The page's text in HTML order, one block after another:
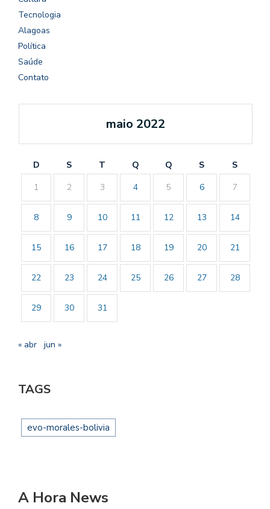
Tecnologia
Alagoas
Política
Saúde
Contato
maio 2022
D S T Q Q S
S
1
2 3 4 5 6 7
8 9 10 11 12 13 14
15 16 17 18 19 20 21
22 23 24 25 26 27 28
29 30 31
« abr jun »
TAGS
evo-morales-bolivia
A Hora News